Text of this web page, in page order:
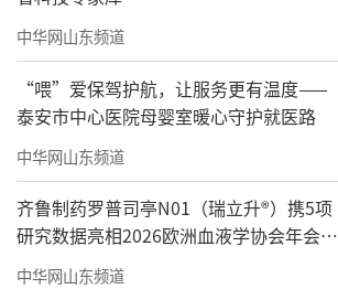
中华网山东频道
“喂”爱保驾护航，让服务更有温度——
泰安市中心医院母婴室暖心守护就医路
中华网山东频道
齐鲁制药罗普司亭N01（瑞立升®）携5项
研究数据亮相2026欧洲血液学协会年会，
多场景展现血小板管理潜力
中华网山东频道